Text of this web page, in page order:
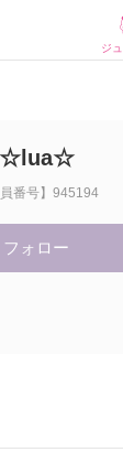
ジ
☆lua☆
員番号】945194
フォロー